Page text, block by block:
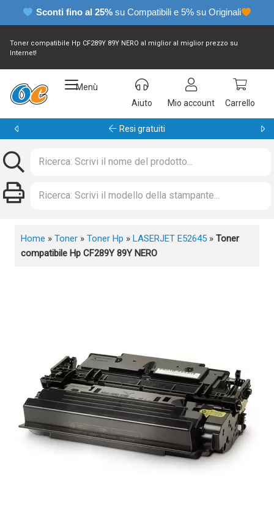
Sconti fino al 25% su Compatibili e 5% su Originali
Toner compatibile Hp CF289Y 89Y NERO al miglior al miglior prezzo su
Internet!
Menù
Aiuto
Mio account Carrello
Garanzia 24 mesi
Home » Toner » Toner Hp » LASERJET E52645 » Toner
compatibile Hp CF289Y 89Y NERO